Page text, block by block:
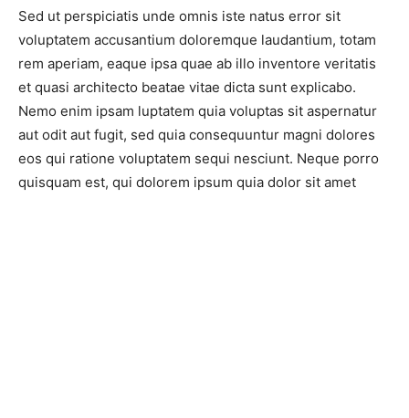
Sed ut perspiciatis unde omnis iste natus error sit
voluptatem accusantium doloremque laudantium, totam
rem aperiam, eaque ipsa quae ab illo inventore veritatis
et quasi architecto beatae vitae dicta sunt explicabo.
Nemo enim ipsam luptatem quia voluptas sit aspernatur
aut odit aut fugit, sed quia consequuntur magni dolores
eos qui ratione voluptatem sequi nesciunt. Neque porro
quisquam est, qui dolorem ipsum quia dolor sit amet